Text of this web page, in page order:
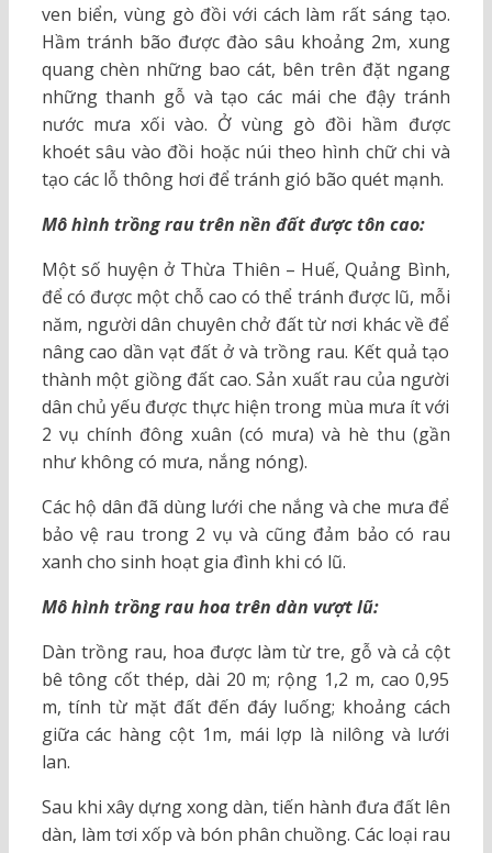
ven biển, vùng gò đồi với cách làm rất sáng tạo.
Hầm tránh bão được đào sâu khoảng 2m, xung
quang chèn những bao cát, bên trên đặt ngang
những thanh gỗ và tạo các mái che đậy tránh
nước mưa xối vào. Ở vùng gò đồi hầm được
khoét sâu vào đồi hoặc núi theo hình chữ chi và
tạo các lỗ thông hơi để tránh gió bão quét mạnh.
Mô hình trồng rau trên nền đất được tôn cao:
Một số huyện ở Thừa Thiên – Huế, Quảng Bình,
để có được một chỗ cao có thể tránh được lũ, mỗi
năm, người dân chuyên chở đất từ nơi khác về để
nâng cao dần vạt đất ở và trồng rau. Kết quả tạo
thành một giồng đất cao. Sản xuất rau của người
dân chủ yếu được thực hiện trong mùa mưa ít với
2 vụ chính đông xuân (có mưa) và hè thu (gần
như không có mưa, nắng nóng).
Các hộ dân đã dùng lưới che nắng và che mưa để
bảo vệ rau trong 2 vụ và cũng đảm bảo có rau
xanh cho sinh hoạt gia đình khi có lũ.
Mô hình trồng rau hoa trên dàn vượt lũ:
Dàn trồng rau, hoa được làm từ tre, gỗ và cả cột
bê tông cốt thép, dài 20 m; rộng 1,2 m, cao 0,95
m, tính từ mặt đất đến đáy luống; khoảng cách
giữa các hàng cột 1m, mái lợp là nilông và lưới
lan.
Sau khi xây dựng xong dàn, tiến hành đưa đất lên
dàn, làm tơi xốp và bón phân chuồng. Các loại rau